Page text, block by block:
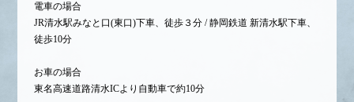
電車の場合
JR清水駅みなと口(東口)下車、徒歩３分 / 静岡鉄道 新清水駅下車、
徒歩10分
お車の場合
東名高速道路清水ICより自動車で約10分